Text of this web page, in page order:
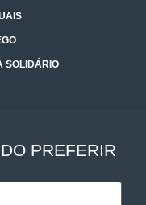
SOLIDÁRIO
PREFERIR